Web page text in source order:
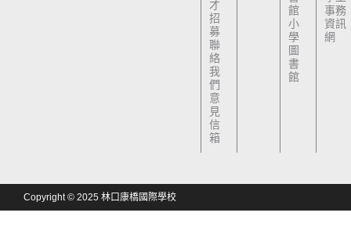
才
招
募
聯
絡
我
們
意
見
信
箱
館
小
學
圖
書
館
事務
資訊
網
Copyright © 2025 林口康橋國際學校